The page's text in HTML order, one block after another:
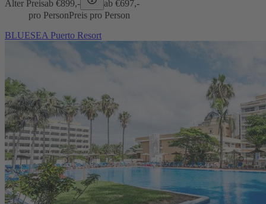
Alter Preisab €899,- ab €697,-
pro PersonPreis pro Person
BLUESEA Puerto Resort